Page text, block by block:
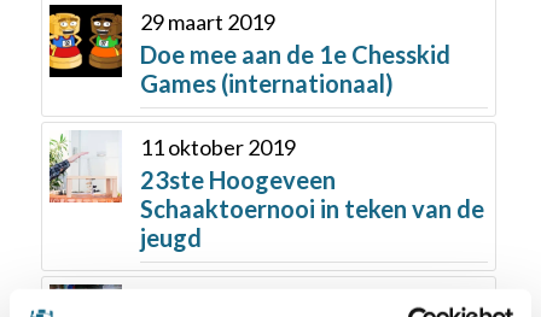
29 maart 2019
Doe mee aan de 1e Chesskid
Games (internationaal)
11 oktober 2019
23ste Hoogeveen
Schaaktoernooi in teken van de
jeugd